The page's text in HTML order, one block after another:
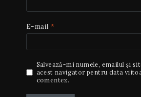
E-mail *
Salvează-mi numele, emailul și
acest navigator pentru data
comentez.